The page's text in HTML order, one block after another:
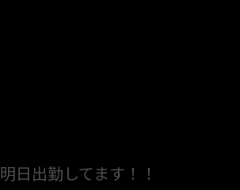
日出勤してます！！